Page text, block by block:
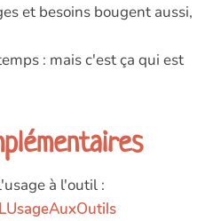
et besoins bougent aussi,
: mais c'est ça qui est
à l'outil :